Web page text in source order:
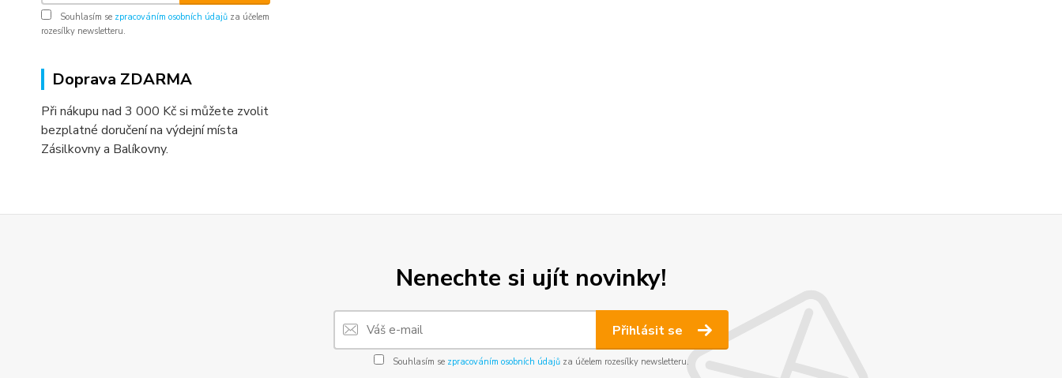
Souhlasím se zpracováním osobních údajů za účelem
rozesílky newsletteru.
Doprava ZDARMA
Při nákupu nad 3 000 Kč si můžete zvolit
bezplatné doručení na výdejní místa
Zásilkovny a Balíkovny.
Nenechte si ujít novinky!
Přihlásit se
Souhlasím se zpracováním osobních údajůza účelem rozesílky newsletteru.